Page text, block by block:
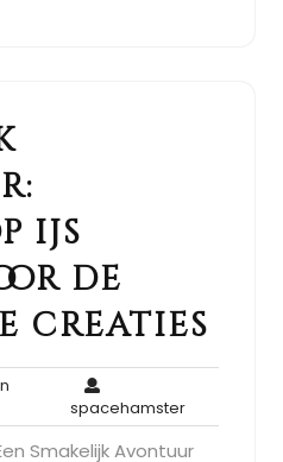
ijs
de
creaties
spacehamster
Smakelijk Avontuur